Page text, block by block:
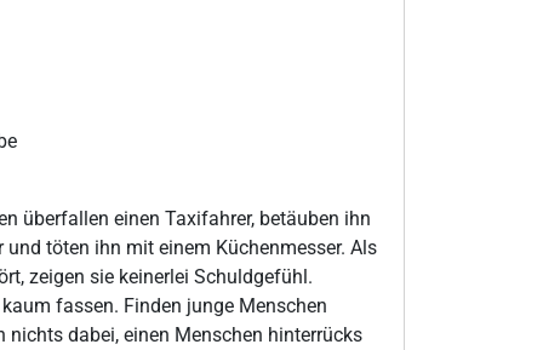
überfallen einen Taxifahrer, betäuben ihn
und töten ihn mit einem Küchenmesser. Als
zeigen sie keinerlei Schuldgefühl.
fassen. Finden junge Menschen
nichts dabei, einen Menschen hinterrücks